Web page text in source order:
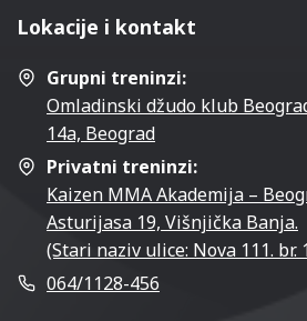
Lokacije i kontakt
Grupni treninzi:
Omladinski džudo klub
14a, Beograd
Privatni treninzi:
Kaizen MMA Akademija –
Asturijasa 19, Višnjička Banja.
(Stari naziv ulice: Nova 111. br.
064/1128-456